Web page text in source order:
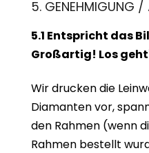
5. GENEHMIGUNG /
5.1 Entspricht das
Großartig! Los
Wir drucken die
Diamanten vor,
den Rahmen (wenn
Rahmen bestellt